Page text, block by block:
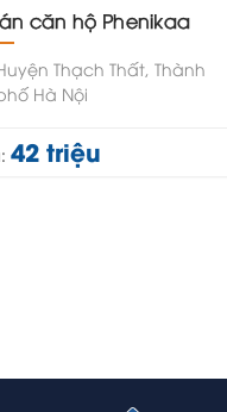
án căn hộ Phenikaa
Thạch Thất, Thành
Hà Nội
42 triệu